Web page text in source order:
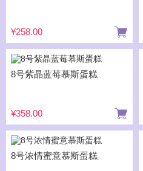
¥258.00
8号紫晶蓝莓慕斯蛋糕
¥358.00
8号浓情蜜意慕斯蛋糕